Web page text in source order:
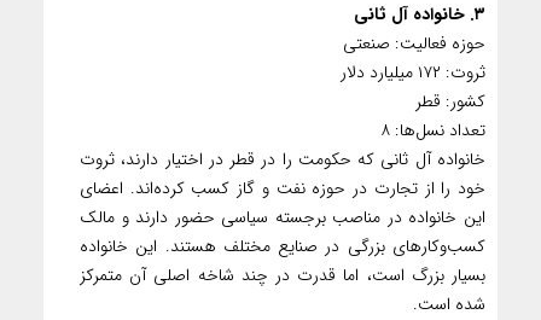
۳. خانواده آل ثانی
حوزه فعالیت: صنعتی
ثروت: ۱۷۲ میلیارد دلار
کشور: قطر
تعداد نسل‌ها: ۸
خانواده آل ثانی که حکومت را در قطر در اختیار دارند، ثروت
خود را از تجارت در حوزه‌ نفت و گاز کسب کرده‌اند. اعضای
این خانواده در مناصب برجسته سیاسی حضور دارند و مالک
کسب‌وکارهای بزرگی در صنایع مختلف هستند. این خانواده
بسیار بزرگ است، اما قدرت در چند شاخه اصلی آن متمرکز
شده است.